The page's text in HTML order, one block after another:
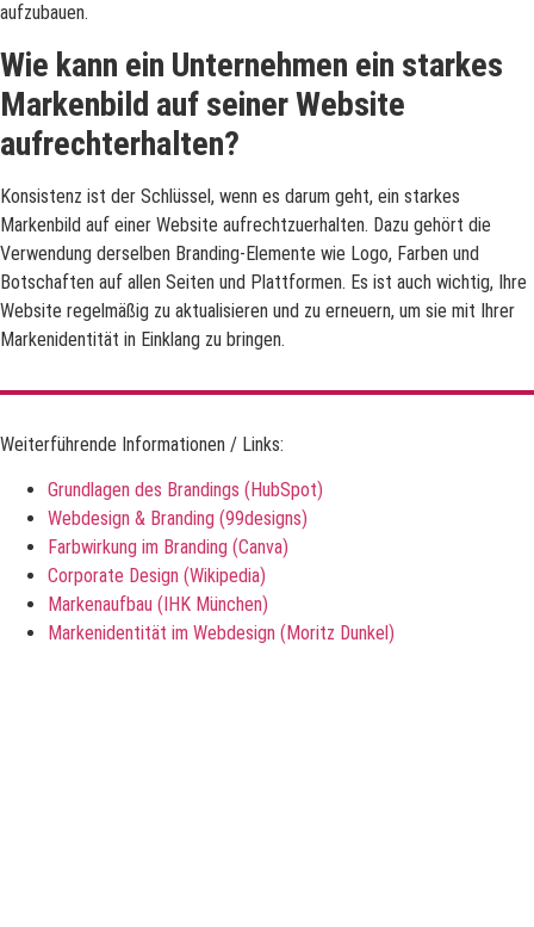
aufzubauen.
Wie kann ein Unternehmen ein starkes
Markenbild auf seiner Website
aufrechterhalten?
Konsistenz ist der Schlüssel, wenn es darum geht, ein starkes
Markenbild auf einer Website aufrechtzuerhalten. Dazu gehört die
Verwendung derselben Branding-Elemente wie Logo, Farben und
Botschaften auf allen Seiten und Plattformen. Es ist auch wichtig, Ihre
Website regelmäßig zu aktualisieren und zu erneuern, um sie mit Ihrer
Markenidentität in Einklang zu bringen.
Weiterführende Informationen / Links:
Grundlagen des Brandings (HubSpot)
Webdesign & Branding (99designs)
Farbwirkung im Branding (Canva)
Corporate Design (Wikipedia)
Markenaufbau (IHK München)
Markenidentität im Webdesign (Moritz Dunkel)